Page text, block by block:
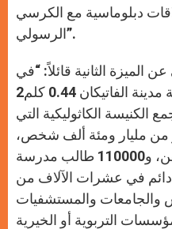
دبلوماسية مع الكرسي
الرسولي”.
الميزة الثانية قائلاً: “في
الوقت الذي تشكل فيه مساحة مدينة الفاتيكان 0.44 كلم2
شخص، تجمع الكنيسة الكاثوليكية التي
من مليار ومئة ألف شخص،
من بينهم 400000 كاهن، و110000 طالب مدرسة
شماس دائم في عشرات الآلاف من
والجامعات والمستشفيات
التربوية أو الخيرية